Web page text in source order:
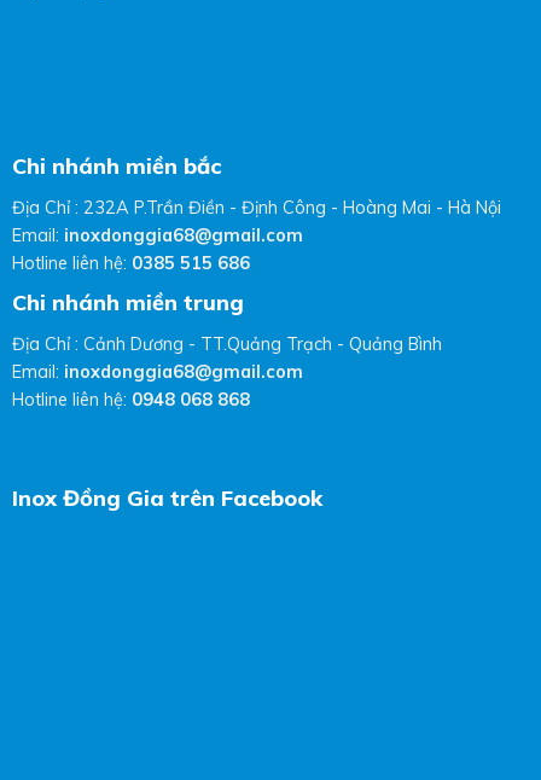
Chi nhánh miền bắc
Địa Chỉ : 232A P.Trần Điền - Định Công - Hoàng Mai - Hà Nội
Email: inoxdonggia68@gmail.com
Hotline liên hệ: 0385 515 686
Chi nhánh miền trung
Địa Chỉ : Cảnh Dương - TT.Quảng Trạch - Quảng Bình
Email: inoxdonggia68@gmail.com
Hotline liên hệ: 0948 068 868
Inox Đồng Gia trên Facebook